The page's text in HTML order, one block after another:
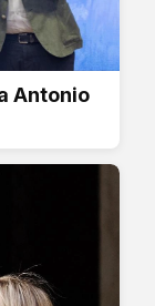
Antonio